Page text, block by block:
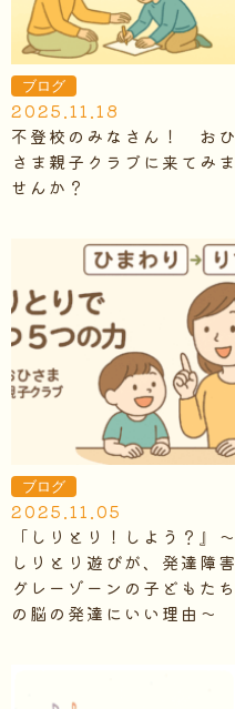
ブログ
2025.11.18
不登校のみなさん！ おひ
さま親子クラブに来てみま
せんか？
ブログ
2025.11.05
「しりとり！しよう？』～
しりとり遊びが、発達障害
グレーゾーンの子どもたち
の脳の発達にいい理由～